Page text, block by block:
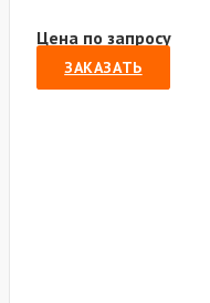
Цена по запросу
ЗАКАЗАТЬ